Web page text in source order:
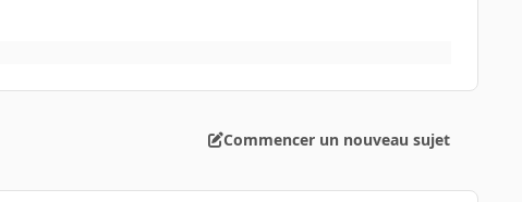
Commencer un nouveau sujet